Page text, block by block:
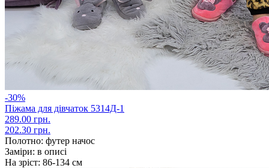
-30%
Піжама для дівчаток 5314Д-1
289.00 грн.
202.30 грн.
Полотно: футер начос
Заміри: в описі
На зріст: 86-134 см